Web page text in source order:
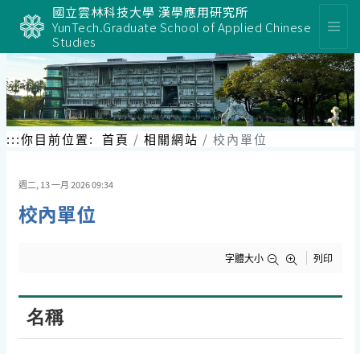
要
容
區
塊
國立雲林科技大學 漢學應用研究所
YunTech.Graduate School of Applied Chinese
Studies
:::你目前位置: 首頁 相關網站 校內單位
週二, 13 一月 2026 09:34
校內單位
字體大小 列印
名稱